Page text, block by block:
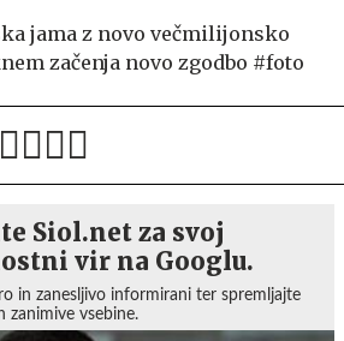
jama z novo večmilijonsko
začenja novo zgodbo #foto
Siol.net za svoj
vir na Googlu.
in zanesljivo informirani ter spremljajte
zanimive vsebine.